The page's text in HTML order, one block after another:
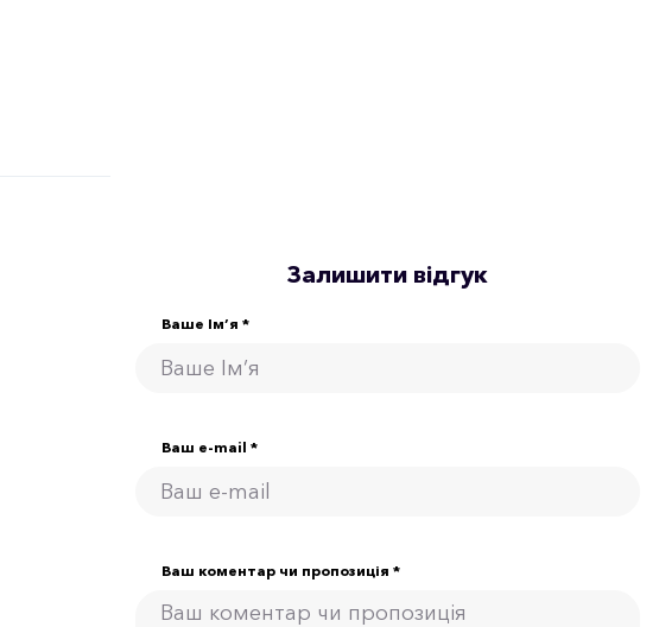
Залишити відгук
Ваше Ім’я *
Ваш e-mail *
Ваш коментар чи пропозиція *